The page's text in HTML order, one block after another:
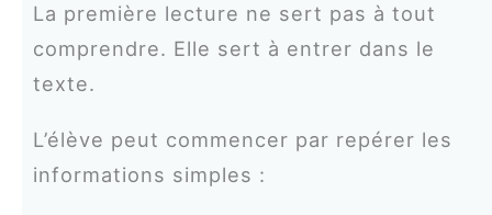
La première lecture ne sert pas à tout
comprendre. Elle sert à entrer dans le
texte.
L’élève peut commencer par repérer les
informations simples :